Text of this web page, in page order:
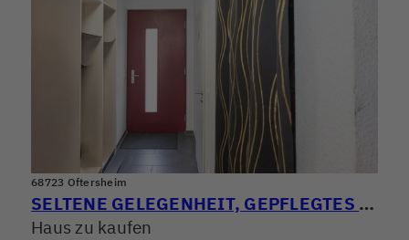
68723 Oftersheim
SELTENE GELEGENHEIT, GEPFLEGTES REIHENMITTELHAUS MIT GROSSER TERRASSE & SEPARATER DACHTERRASSE
Haus zu kaufen